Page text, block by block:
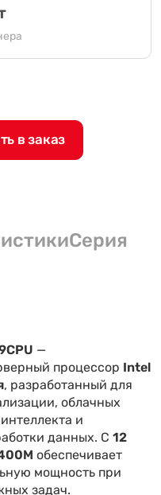
в заказ
Серия
—
процессор Intel
, разработанный для
облачных
и
данных. С 12
обеспечивает
мощность при
задач.